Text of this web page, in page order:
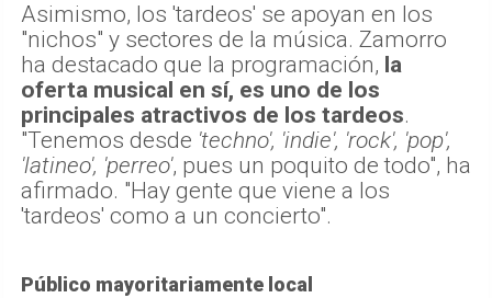
Asimismo, los 'tardeos' se apoyan en los
"nichos" y sectores de la música. Zamorro
ha destacado que la programación, la
oferta musical en sí, es uno de los
principales atractivos de los tardeos.
"Tenemos desde 'techno', 'indie', 'rock', 'pop',
'latineo', 'perreo', pues un poquito de todo", ha
afirmado. "Hay gente que viene a los
'tardeos' como a un concierto".
Público mayoritariamente local